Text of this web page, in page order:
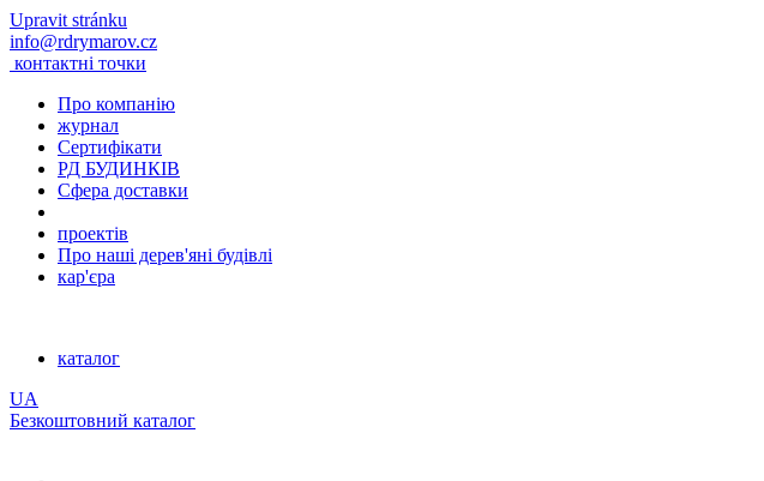
Upravit stránku
info@rdrymarov.cz
контактні точки
Про компанію
журнал
Сертифікати
РД БУДИНКІВ
Сфера доставки
проектів
Про наші дерев'яні будівлі
кар'єра
каталог
UA
Безкоштовний каталог